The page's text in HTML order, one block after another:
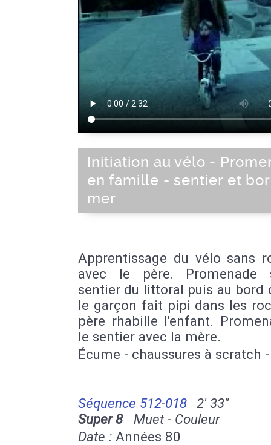
Initiation au vélo -
en famille - sentier et
mer
Apprentissage du vélo sans
avec le père. Promenade
sentier du littoral puis au bord
le garçon fait pipi dans les
père rhabille l'enfant.
le sentier avec la mère.
Écume - chaussures à scratch
Séquence 512-018
2' 33''
Super 8Muet - Couleur
Date : Années 80